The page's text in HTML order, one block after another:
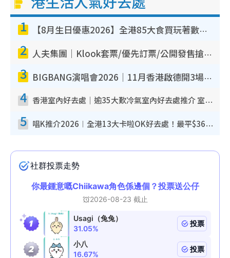
1 【8月生日優惠2026】全港85大食買玩著數攻略 自助餐/火鍋放題同行免費＋誠品/DONKI送現金券
2 人夫集團｜Klook套票/優先訂票/公開發售搶飛攻略！附票價.購票連結.場地座位表
3 BIGBANG演唱會2026｜11月香港啟德開3場！實名制VIP申請、優先購票攻略
4 香港室內好去處｜逾35大歎冷氣室內好去處推介 室內活動免費避雨無懼落雨
5 唱K推介2026︱全港13大卡啦OK好去處！最平$36起 日文K都有！(附地址+收費詳情)